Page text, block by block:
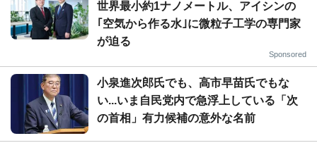
世界最小約1ナノメートル、アイシンの
｢空気から作る水｣に微粒子工学の専門家
が迫る
Sponsored
小泉進次郎氏でも、高市早苗氏でもな
い...いま自民党内で急浮上している「次
の首相」有力候補の意外な名前